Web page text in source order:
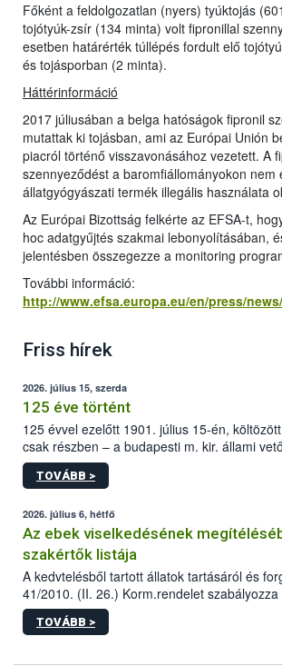
Főként a feldolgozatlan (nyers) tyúktojás
tojótyúk-zsír (134 minta) volt fipronillal
esetben határérték túllépés fordult elő
és tojásporban (2 minta).
Háttérinformáció
2017 júliusában a belga hatóságok fipronil
mutattak ki tojásban, ami az Európai Unión
piacról történő visszavonásához vezetett. A
szennyeződést a baromfiállományokon nem
állatgyógyászati termék illegális használata
Az Európai Bizottság felkérte az EFSA-t,
hoc adatgyűjtés szakmai lebonyolításában,
jelentésben összegezze a monitoring
További információ:
http://www.efsa.europa.eu/en/press/
Friss hírek
2026. július 15, szerda
125 éve történt
125 évvel ezelőtt 1901. július 15-én,
csak részben – a budapesti m. kir. állami
állomás a Kis Rókus utca 15. szám alatti,
tervezett új épületébe.
TOVÁBB >
2026. július 6, hétfő
Az ebek viselkedésének
szakértők listája
A kedvtelésből tartott állatok tartásáról és
41/2010. (II. 26.) Korm.rendelet szabályozza
sérülés, illetve ennek veszélye
hatósági feladatokat, valamint a veszélyes
vonni az ebek viselkedésének
TOVÁBB >